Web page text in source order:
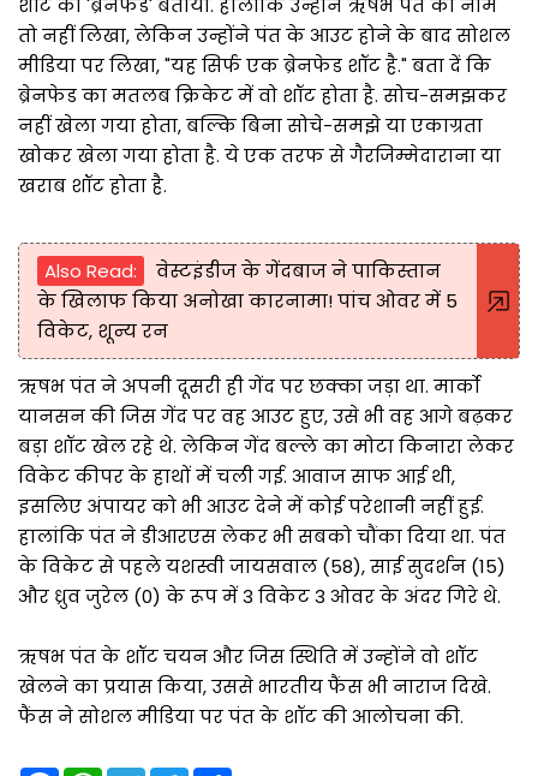
तो नहीं लिखा, लेकिन उन्होंने पंत के आउट होने के बाद सोशल
मीडिया पर लिखा, "यह सिर्फ एक ब्रेनफेड शॉट है." बता दें कि
ब्रेनफेड का मतलब क्रिकेट में वो शॉट होता है. सोच-समझकर
नहीं खेला गया होता, बल्कि बिना सोचे-समझे या एकाग्रता
खोकर खेला गया होता है. ये एक तरफ से गैरजिम्मेदाराना या
खराब शॉट होता है.
Also Read:
वेस्टइंडीज के गेंदबाज ने पाकिस्तान
के खिलाफ किया अनोखा कारनामा! पांच ओवर में 5
विकेट, शून्य रन
ऋषभ पंत ने अपनी दूसरी ही गेंद पर छक्का जड़ा था. मार्को
यानसन की जिस गेंद पर वह आउट हुए, उसे भी वह आगे बढ़कर
बड़ा शॉट खेल रहे थे. लेकिन गेंद बल्ले का मोटा किनारा लेकर
विकेट कीपर के हाथों में चली गई. आवाज साफ आई थी,
इसलिए अंपायर को भी आउट देने में कोई परेशानी नहीं हुई.
हालांकि पंत ने डीआरएस लेकर भी सबको चौंका दिया था. पंत
के विकेट से पहले यशस्वी जायसवाल (58), साई सुदर्शन (15)
और ध्रुव जुरेल (0) के रूप में 3 विकेट 3 ओवर के अंदर गिरे थे.
ऋषभ पंत के शॉट चयन और जिस स्थिति में उन्होंने वो शॉट
खेलने का प्रयास किया, उससे भारतीय फैंस भी नाराज दिखे.
फैंस ने सोशल मीडिया पर पंत के शॉट की आलोचना की.